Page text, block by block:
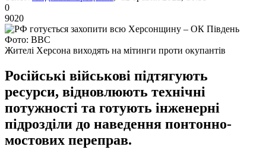
0
9020
Фото: ВВС
Жителі Херсона виходять на мітинги проти окупантів
Російські військові підтягують
ресурси, відновлюють технічні
потужності та готують інженерні
підрозділи до наведення понтонно-
мостових переправ.